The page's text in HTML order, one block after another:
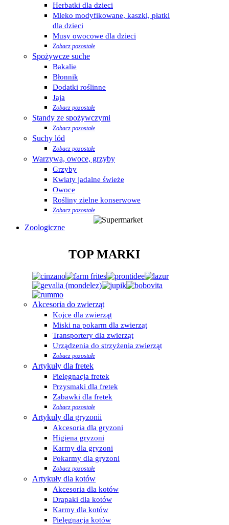
Herbatki dla dzieci
Mleko modyfikowane, kaszki, płatki
dla dzieci
Musy owocowe dla dzieci
Zobacz pozostałe
Spożywcze suche
Bakalie
Błonnik
Dodatki roślinne
Jaja
Zobacz pozostałe
Standy ze spożywczymi
Zobacz pozostałe
Suchy lód
Zobacz pozostałe
Warzywa, owoce, grzyby
Grzyby
Kwiaty jadalne świeże
Owoce
Rośliny zielne konserwowe
Zobacz pozostałe
Zoologiczne
TOP MARKI
Akcesoria do zwierząt
Kojce dla zwierząt
Miski na pokarm dla zwierząt
Transportery dla zwierząt
Urządzenia do strzyżenia zwierząt
Zobacz pozostałe
Artykuły dla fretek
Pielęgnacja fretek
Przysmaki dla fretek
Zabawki dla fretek
Zobacz pozostałe
Artykuły dla gryzonii
Akcesoria dla gryzoni
Higiena gryzoni
Karmy dla gryzoni
Pokarmy dla gryzoni
Zobacz pozostałe
Artykuły dla kotów
Akcesoria dla kotów
Drapaki dla kotów
Karmy dla kotów
Pielęgnacja kotów